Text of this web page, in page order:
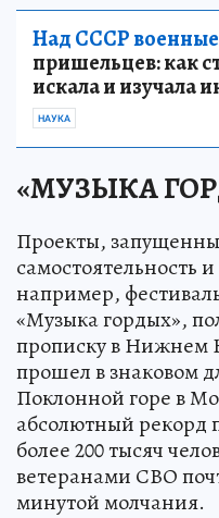
Над СССР военные
пришельцев: как
искала и изучала
НАУКА
«МУЗЫКА
Проекты,
самостоятельность
например,
«Музыка гордых»,
прописку в Нижнем
прошел в знаковом
Поклонной горе в
абсолютный рекорд
более 200 тысяч
ветеранами СВО
минутой молчания.